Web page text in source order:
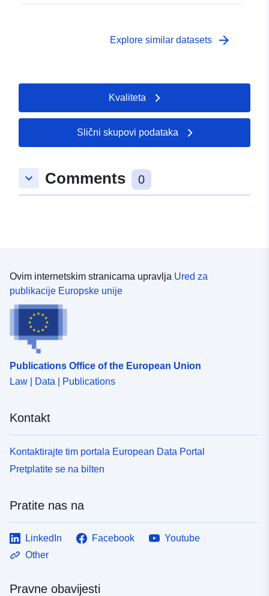
Explore similar datasets arrow_forward
Kvaliteta
Slični skupovi podataka
keyboard_arrow_down Comments 0
Ovim internetskim stranicama upravlja Ured za
publikacije Europske unije
Publications Office of the European Union
Law | Data | Publications
Kontakt
Kontaktirajte tim portala European Data Portal
Pretplatite se na bilten
Pratite nas na
LinkedIn Facebook
Youtube
Other
Pravne obavijesti